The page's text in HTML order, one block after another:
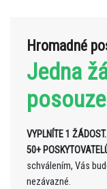
Hromadné
Jedna
VYPLNÍTE 1
50+
schválením, Vás
nezávazné.